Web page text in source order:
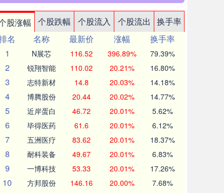
股涨幅 个股跌幅 个股流入 个股流出
换手率
名
名称 最新价 涨幅
换手率
1
N展芯 116.52 396.89% 79.39%
2 锐翔智能 110.02 20.21% 16.80%
3 志特新材 14.8 20.03% 14.18%
4 博腾股份 20.44 20.02% 14.77%
5 近岸蛋白 46.72 20.01% 5.62%
6 毕得医药 61.6 20.01% 6.12%
7 五洲医疗 83.62 20.01% 18.37%
8 耐科装备 49.67 20.01% 6.83%
9 一博科技 53.33 20.01% 17.26%
10 方邦股份 146.16 20.00% 7.68%